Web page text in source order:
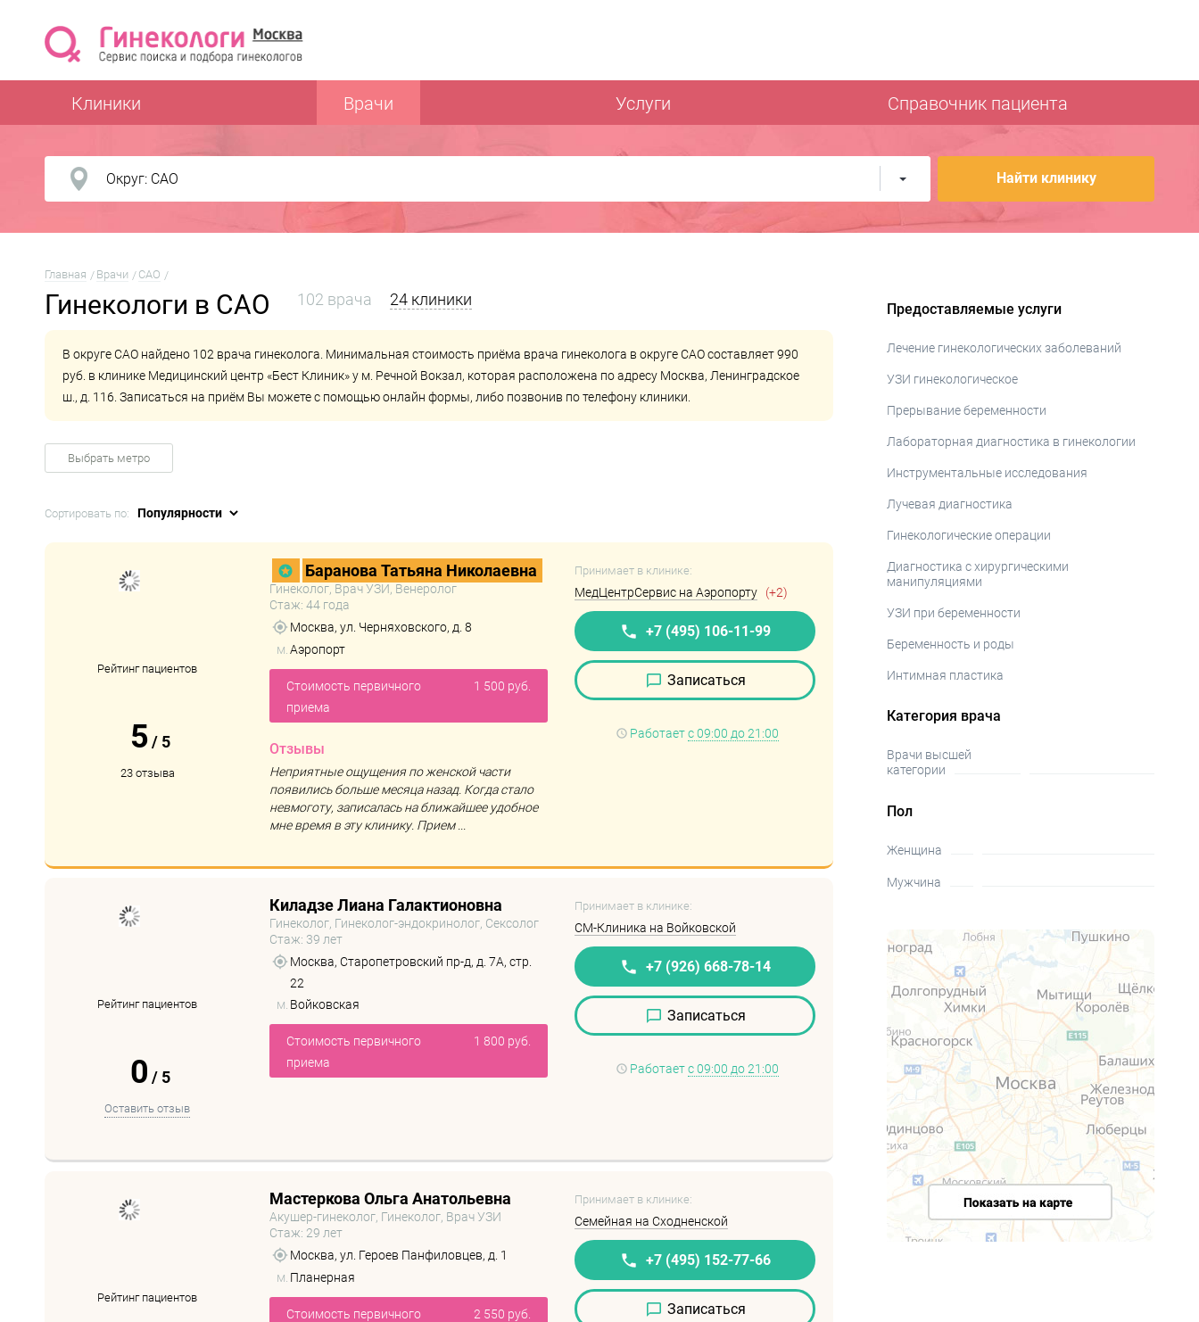
Клиники Врачи Услуги Справочник пациента
Найти клинику
Главная Врачи САО
Гинекологи в САО 102 врача 24 клиники
В округе САО найдено 102 врача гинеколога. Минимальная стоимость приёма врача гинеколога в округе САО составляет 990
руб. в клинике Медицинский центр «Бест Клиник» у м. Речной Вокзал, которая расположена по адресу Москва, Ленинградское
ш., д. 116. Записаться на приём Вы можете с помощью онлайн формы, либо позвонив по телефону клиники.
Выбрать метро
Сортировать по:
Рейтинг пациентов
5 / 5
23 отзыва
Баранова Татьяна Николаевна
Гинеколог, Врач УЗИ, Венеролог
Стаж: 44 года
Москва, ул. Черняховского, д. 8
м. Аэропорт
Стоимость первичного
приема
1 500 руб.
Отзывы
Неприятные ощущения по женской части
появились больше месяца назад. Когда стало
невмоготу, записалась на ближайшее удобное
мне время в эту клинику. Прием ...
Принимает в клинике:
МедЦентрСервис на Аэропорту (+2)
+7 (495) 106-11-99
Записаться
Работаетс 09:00 до 21:00
Рейтинг пациентов
0 / 5
Оставить отзыв
Киладзе Лиана Галактионовна
Гинеколог, Гинеколог-эндокринолог, Сексолог
Стаж: 39 лет
Москва, Старопетровский пр-д, д. 7А, стр.
22
м. Войковская
Стоимость первичного
приема
1 800 руб.
Принимает в клинике:
СМ-Клиника на Войковской
+7 (926) 668-78-14
Записаться
Работаетс 09:00 до 21:00
Рейтинг пациентов
Мастеркова Ольга Анатольевна
Акушер-гинеколог, Гинеколог, Врач УЗИ
Стаж: 29 лет
Москва, ул. Героев Панфиловцев, д. 1
м. Планерная
Стоимость первичного
2 550 руб.
Принимает в клинике:
Семейная на Сходненской
+7 (495) 152-77-66
Записаться
Предоставляемые услуги
Лечение гинекологических заболеваний
УЗИ гинекологическое
Прерывание беременности
Лабораторная диагностика в гинекологии
Инструментальные исследования
Лучевая диагностика
Гинекологические операции
Диагностика с хирургическими
манипуляциями
УЗИ при беременности
Беременность и роды
Интимная пластика
Категория врача
Врачи высшей
категории
Пол
Женщина
Мужчина